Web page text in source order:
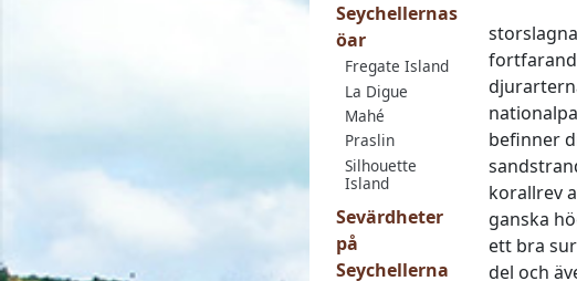
Seychellernas
öar
Fregate Island
La Digue
Mahé
Praslin
Silhouette
Island
Sevärdheter
på
Seychellerna
befinner
korallrev
ganska
ett bra
del och